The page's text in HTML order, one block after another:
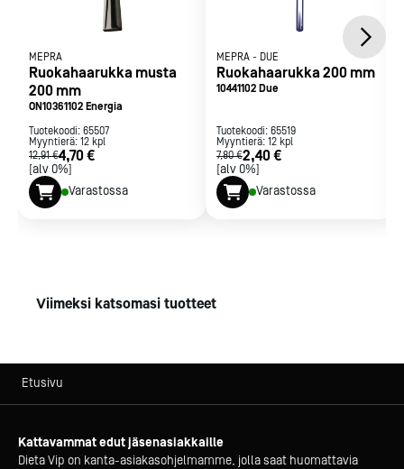
MEPRA
Ruokahaarukka musta
200 mm
ON10361102 Energia
Tuotekoodi: 65507
Myyntierä: 12 kpl
12,91 €4,70 €
[alv 0%]
Varastossa
MEPRA - DUE
Ruokahaarukka 200 mm
10441102 Due
Tuotekoodi: 65519
Myyntierä: 12 kpl
7,80 €2,40 €
[alv 0%]
Varastossa
Viimeksi katsomasi tuotteet
Etusivu
Kattavammat edut jäsenasiakkaille
Dieta Vip on kanta-asiakasohjelmamme, jolla saat huomattavia